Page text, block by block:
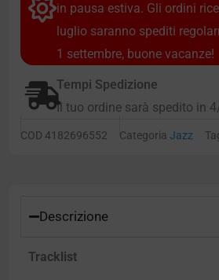
in pausa estiva. Gli ordini
luglio saranno spediti
1 settembre, buone vacanze!
Tempi Spedizione
Il tuo ordine sarà spedito in
COD 4182696552 Categoria Jazz
Descrizione
Tracklist